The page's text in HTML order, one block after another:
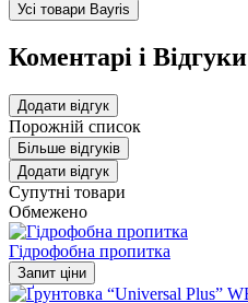
Усі товари Bayris
Коментарі і Відгуки
Додати відгук
Порожній список
Більше відгуків
Додати відгук
Супутні товари
Обмежено
Гідрофобна пропитка
Запит ціни